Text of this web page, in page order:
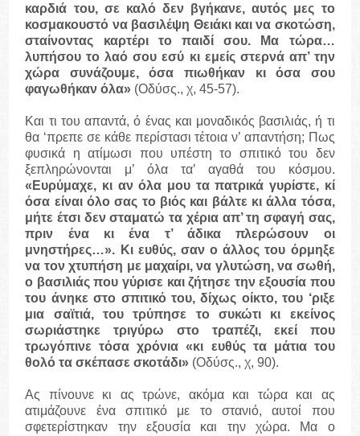
καρδιά του, σε καλό δεν βγήκανε, αυτός μες το
κοσμακουστό να βασιλέψη Θειάκι και να σκοτώση,
σταίνοντας καρτέρι το παιδί σου. Μα τώρα…
λυπήσου το λαό σου εσύ κι εμείς στερνά απ’ την
χώρα συνάζουμε, όσα πιωθήκαν κι όσα σου
φαγωθήκαν όλα» (Οδύσς., χ, 45-57).
Και τι του απαντά, ό ένας και μοναδικός βασιλιάς, ή τι
θα ‘πρεπε σε κάθε περίστασι τέτοια ν’ απαντήση; Πως
φυσικά η ατίμωσι που υπέστη το σπιτικό του δεν
ξεπληρώνονται μ’ όλα τα’ αγαθά του κόσμου.
«Ευρύμαχε, κι αν όλα μου τα πατρικά γυρίστε, κί
όσα είναι όλο σας το βιός και βάλτε κι άλλα τόσα,
μήτε έτσι δεν σταματώ τα χέρια απ’ τη σφαγή σας,
πριν ένα κι ένα τ’ άδικα πλερώσουν οι
μνηστήρες…». Κι ευθύς, σαν ο άλλος του όρμηξε
να τον χτυπήση με μαχαίρι, να γλυτώση, να σωθή,
ο βασιλιάς που γύρισε και ζήτησε την εξουσία που
του άνηκε στο σπιτικό του, δίχως οίκτο, του ‘ριξε
μια σαϊτιά, του τρύπησε το συκώτι κι εκείνος
σωριάστηκε τριγύρω στο τραπέζι, εκεί που
τρωγόπινε τόσα χρόνια «κι ευθύς τα μάτια του
θολό τα σκέπασε σκοτάδι» (Οδύσς., χ, 90).
Ας πίνουνε κι ας τρώνε, ακόμα και τώρα και ας
ατιμάζουνε ένα σπιτικό με το στανιό, αυτοί που
σφετερίστηκαν την εξουσία και την χώρα. Μα ο